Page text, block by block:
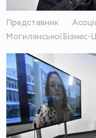
Представник
Могилянської